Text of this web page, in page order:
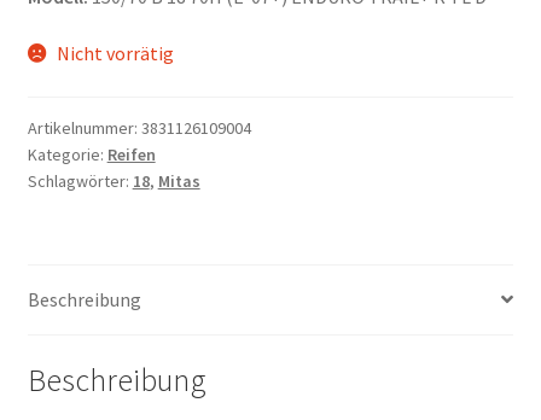
Nicht vorrätig
Artikelnummer: 3831126109004
Kategorie: Reifen
Schlagwörter: 18, Mitas
Beschreibung
Beschreibung